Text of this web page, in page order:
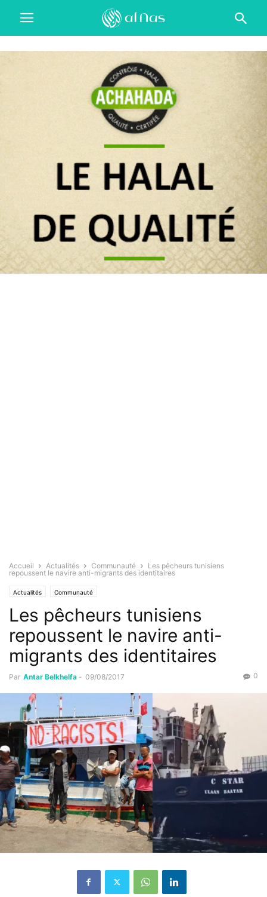
Accueil Actualités Communauté
Les pêcheurs tunisiens
repoussent le navire anti-migrants des identitaires
Actualités Communauté
Les pêcheurs tunisiens
repoussent le navire anti-
migrants des identitaires
Par Antar Belkhelfa - 09/08/2017 0